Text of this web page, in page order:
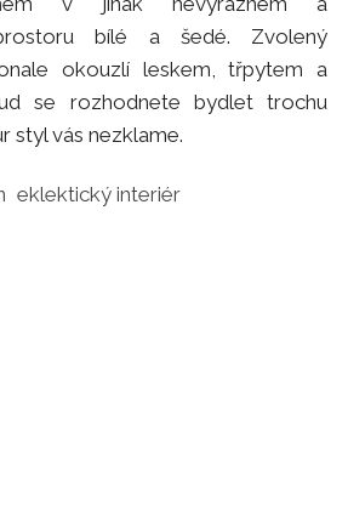
bílé a šedé. Zvolený
okouzlí leskem, třpytem a
se rozhodnete bydlet trochu
styl vás nezklame.
eklektický interiér